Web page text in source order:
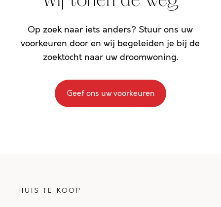
Op zoek naar iets anders? Stuur ons uw
voorkeuren door en wij begeleiden je bij de
zoektocht naar uw droomwoning.
Geef ons uw voorkeuren
HUIS TE KOOP